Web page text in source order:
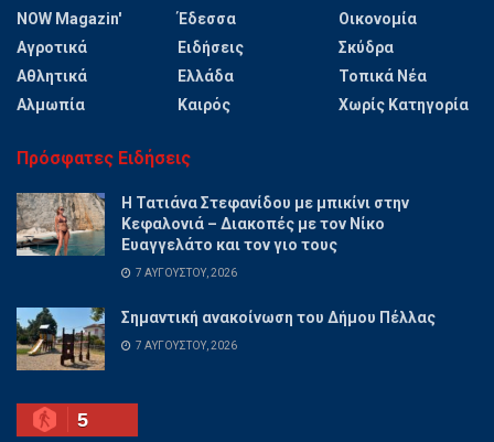
NOW Magazin'
Αγροτικά
Αθλητικά
Αλμωπία
Έδεσσα
Ειδήσεις
Ελλάδα
Καιρός
Οικονομία
Σκύδρα
Τοπικά Νέα
Χωρίς Κατηγορία
Πρόσφατες Ειδήσεις
Η Τατιάνα Στεφανίδου με μπικίνι στην
Κεφαλονιά – Διακοπές με τον Νίκο
Ευαγγελάτο και τον γιο τους
7 ΑΥΓΟΎΣΤΟΥ, 2026
Σημαντική ανακοίνωση του Δήμου Πέλλας
7 ΑΥΓΟΎΣΤΟΥ, 2026
5